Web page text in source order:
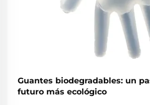
Guantes biodegradables: un
futuro más ecológico